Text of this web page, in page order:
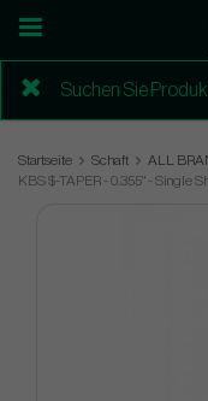
Startseite Schaft ALL
KBS $-TAPER - 0.355" - Single